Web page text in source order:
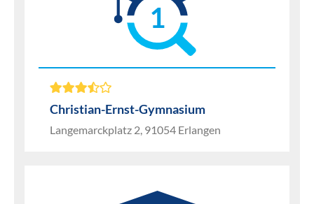
1
Christian-Ernst-Gymnasium
Langemarckplatz 2, 91054 Erlangen